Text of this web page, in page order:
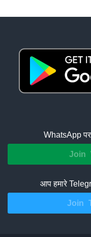
WhatsApp
Join
आप हमारे
Join